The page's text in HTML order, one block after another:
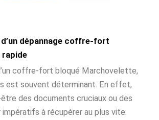
d’un dépannage coffre-fort
rapide
coffre-fort bloqué Marchovelette,
est souvent déterminant. En effet,
des documents cruciaux ou des
à récupérer au plus vite.